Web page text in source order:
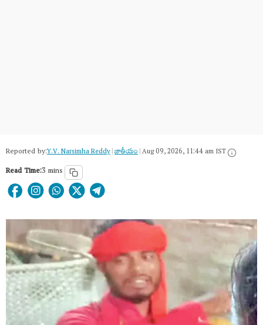
Reported by:Y.V. Narsimha Reddy|జాతీయం|Aug 09, 2026, 11:44 am IST
Read Time:3 mins